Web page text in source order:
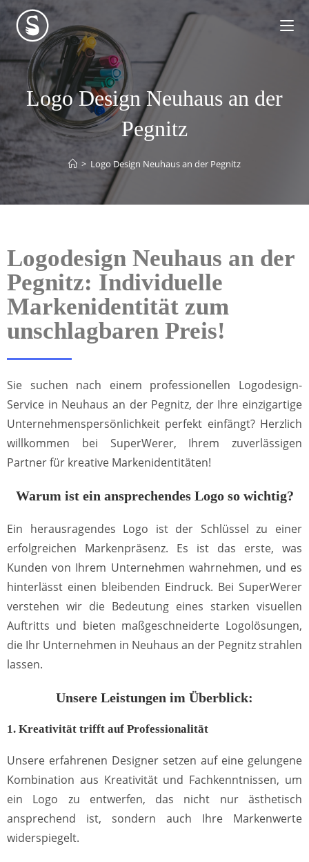
Logo Design Neuhaus an der
Pegnitz
> Logo Design Neuhaus an der Pegnitz
Logodesign Neuhaus an der
Pegnitz: Individuelle
Markenidentität zum
unschlagbaren Preis!
Sie suchen nach einem professionellen Logodesign-
Service in Neuhaus an der Pegnitz, der Ihre einzigartige
Unternehmenspersönlichkeit perfekt einfängt? Herzlich
willkommen bei SuperWerer, Ihrem zuverlässigen
Partner für kreative Markenidentitäten!
Warum ist ein ansprechendes Logo so wichtig?
Ein herausragendes Logo ist der Schlüssel zu einer
erfolgreichen Markenpräsenz. Es ist das erste, was
Kunden von Ihrem Unternehmen wahrnehmen, und es
hinterlässt einen bleibenden Eindruck. Bei SuperWerer
verstehen wir die Bedeutung eines starken visuellen
Auftritts und bieten maßgeschneiderte Logolösungen,
die Ihr Unternehmen in Neuhaus an der Pegnitz strahlen
lassen.
Unsere Leistungen im Überblick:
1. Kreativität trifft auf Professionalität
Unsere erfahrenen Designer setzen auf eine gelungene
Kombination aus Kreativität und Fachkenntnissen, um
ein Logo zu entwerfen, das nicht nur ästhetisch
ansprechend ist, sondern auch Ihre Markenwerte
widerspiegelt.